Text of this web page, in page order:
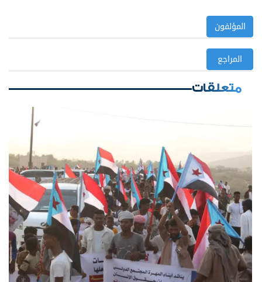
المؤلفون
المراجع
متعلقات